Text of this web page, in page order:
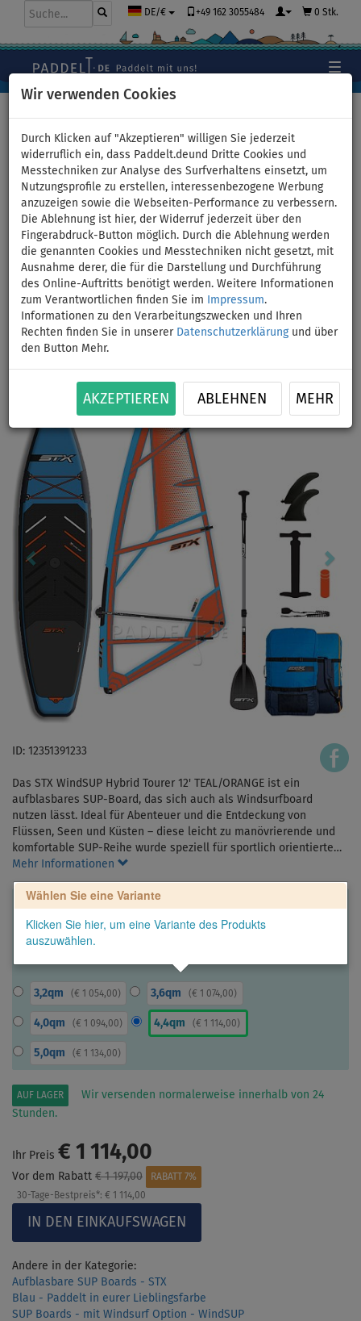
Wir verwenden Cookies
Durch Klicken auf "Akzeptieren" willigen Sie jederzeit
widerruflich ein, dass Paddelt.deund Dritte Cookies und
Messtechniken zur Analyse des Surfverhaltens einsetzt, um
Nutzungsprofile zu erstellen, interessenbezogene Werbung
anzuzeigen sowie die Webseiten-Performance zu verbessern.
Die Ablehnung ist hier, der Widerruf jederzeit über den
Fingerabdruck-Button möglich. Durch die Ablehnung werden
die genannten Cookies und Messtechniken nicht gesetzt, mit
Ausnahme derer, die für die Darstellung und Durchführung
des Online-Auftritts benötigt werden. Weitere Informationen
zum Verantwortlichen finden Sie im
Impressum.
Informationen zu den Verarbeitungszwecken und Ihren
Rechten finden Sie in unserer Datenschutzerklärungund über
den Button Mehr.
AKZEPTIEREN ABLEHNEN MEHR
DE/€ +49 162 3055484 0 Stk.
SUP STX WindSUP Hybrid
Tourer 12' TEAL/ORANGE mit
Paddel incl. Segel -
aufblasbar - Größe: 4,4qm
BIS
-7 %
PADDEL
INKL.
SEGEL
OPTION
VERSAND
Previous Next
ID: 12351391233
Das STX WindSUP Hybrid Tourer 12' TEAL/ORANGE ist ein
aufblasbares SUP-Board, das sich auch als Windsurfboard
nutzen lässt. Ideal für Abenteuer und die Entdeckung von
Flüssen, Seen und Küsten – diese leicht zu manövrierende und
komfortable SUP-Reihe wurde speziell für sportlich orientierte…
Mehr Informationen
Wählen Sie eine Variante
Klicken Sie hier, um eine Variante des Produkts
auszuwählen.
3,2qm ( € 1 054,00) 3,6qm (€ 1 074,00)
4,0qm ( € 1 094,00) 4,4qm (€ 1 114,00)
5,0qm ( € 1 134,00)
AUF LAGER
Wir versenden normalerweise innerhalb von 24
Stunden.
Ihr Preis € 1 114,00
Vor dem Rabatt € 1 197,00
RABATT 7%
30-Tage-Bestpreis*: € 1 114,00
Andere in der Kategorie:
Aufblasbare SUP Boards - STX
Blau - Paddelt in eurer Lieblingsfarbe
SUP Boards - mit Windsurf Option - WindSUP